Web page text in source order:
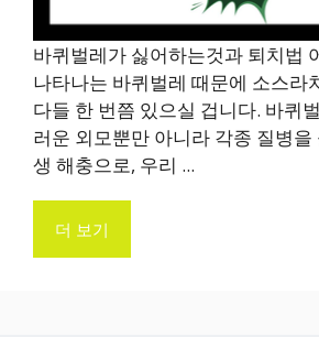
바퀴벌레가 싫어하는것과 퇴치법
나타나는 바퀴벌레 때문에 소스라
다들 한 번쯤 있으실 겁니다. 바퀴
러운 외모뿐만 아니라 각종 질병을
생 해충으로, 우리 ...
더 보기